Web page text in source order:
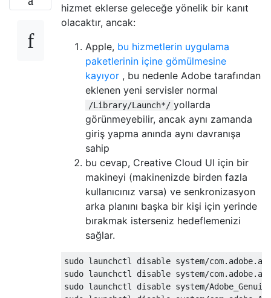
hizmet eklerse geleceğe yönelik bir kanıt
olacaktır, ancak:
Apple, bu hizmetlerin uygulama
paketlerinin içine gömülmesine
kayıyor , bu nedenle Adobe tarafından
eklenen yeni servisler normal
/Library/Launch*/ yollarda
görünmeyebilir, ancak aynı zamanda
giriş yapma anında aynı davranışa
sahip
bu cevap, Creative Cloud UI için bir
makineyi (makinenizde birden fazla
kullanıcınız varsa) ve senkronizasyon
arka planını başka bir kişi için yerinde
bırakmak isterseniz hedeflemenizi
sağlar.
sudo launchctl disable system/
sudo launchctl disable system/
sudo launchctl disable system/